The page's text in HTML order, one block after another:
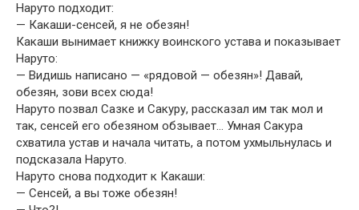
Наруто подходит:
— Какаши-сенсей, я не обезян!
Какаши вынимает книжку воинского устава и показывает
Наруто:
— Видишь написано — «рядовой — обезян»! Давай,
обезян, зови всех сюда!
Наруто позвал Сазке и Сакуру, рассказал им так мол и
так, сенсей его обезяном обзывает… Умная Сакура
схватила устав и начала читать, а потом ухмыльнулась и
подсказала Наруто.
Наруто снова подходит к Какаши:
— Сенсей, а вы тоже обезян!